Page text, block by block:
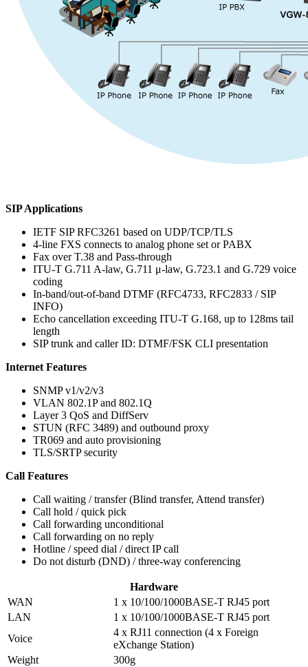
SIP Applications
IETF SIP RFC3261 based on UDP/TCP/TLS
4-line FXS connects to analog phone set or PABX
Fax over T.38 and Pass-through
ITU-T G.711 A-law, G.711 μ-law, G.723.1 and G.729 voice
coding
In-band/out-of-band DTMF (RFC4733, RFC2833 / SIP
INFO)
Echo cancellation exceeding ITU-T G.168, up to 128ms tail
length
SIP trunk and caller ID: DTMF/FSK CLI presentation
Internet Features
SNMP v1/v2/v3
VLAN 802.1P and 802.1Q
Layer 3 QoS and DiffServ
STUN (RFC 3489) and outbound proxy
TR069 and auto provisioning
TLS/SRTP security
Call Features
Call waiting / transfer (Blind transfer, Attend transfer)
Call hold / quick pick
Call forwarding unconditional
Call forwarding on no reply
Hotline / speed dial / direct IP call
Do not disturb (DND) / three-way conferencing
Hardware
WAN
1 x 10/100/1000BASE-T RJ45 port
LAN
1 x 10/100/1000BASE-T RJ45 port
Voice
4 x RJ11 connection (4 x Foreign
eXchange Station)
Weight
300g